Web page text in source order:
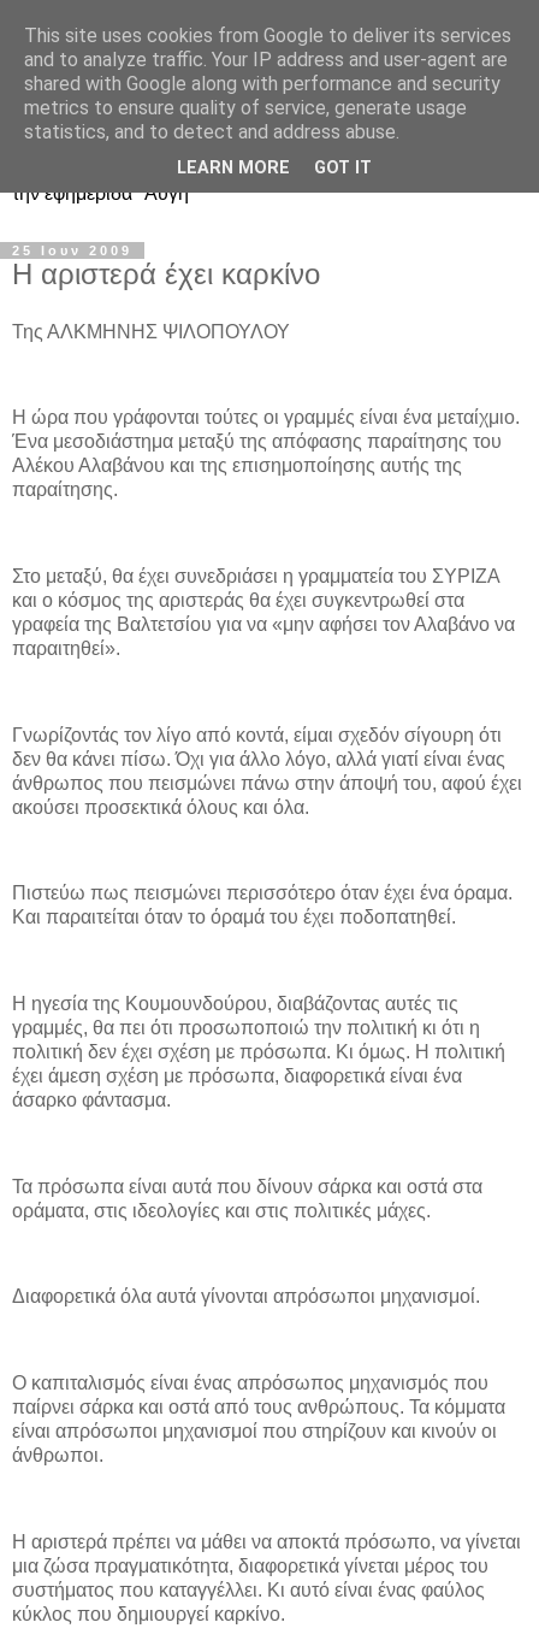
Ιστολόγιο Διαλόγου για
ΣΥΝ και ΣΥΡΙΖΑ
Περί ΣΥΝ, ΣΥΡΙΖΑ και ευρωεκλογικού αποτελέσματος: από
την εφημερίδα "Αυγή"
25 Ιουν 2009
Η αριστερά έχει καρκίνο
Της ΑΛΚΜΗΝΗΣ ΨΙΛΟΠΟΥΛΟΥ
Η ώρα που γράφονται τούτες οι γραμμές είναι ένα μεταίχμιο.
Ένα μεσοδιάστημα μεταξύ της απόφασης παραίτησης του
Αλέκου Αλαβάνου και της επισημοποίησης αυτής της
παραίτησης.
Στο μεταξύ, θα έχει συνεδριάσει η γραμματεία του ΣΥΡΙΖΑ
και ο κόσμος της αριστεράς θα έχει συγκεντρωθεί στα
γραφεία της Βαλτετσίου για να «μην αφήσει τον Αλαβάνο να
παραιτηθεί».
Γνωρίζοντάς τον λίγο από κοντά, είμαι σχεδόν σίγουρη ότι
δεν θα κάνει πίσω. Όχι για άλλο λόγο, αλλά γιατί είναι ένας
άνθρωπος που πεισμώνει πάνω στην άποψή του, αφού έχει
ακούσει προσεκτικά όλους και όλα.
Πιστεύω πως πεισμώνει περισσότερο όταν έχει ένα όραμα.
Και παραιτείται όταν το όραμά του έχει ποδοπατηθεί.
Η ηγεσία της Κουμουνδούρου, διαβάζοντας αυτές τις
γραμμές, θα πει ότι προσωποποιώ την πολιτική κι ότι η
πολιτική δεν έχει σχέση με πρόσωπα. Κι όμως. Η πολιτική
έχει άμεση σχέση με πρόσωπα, διαφορετικά είναι ένα
άσαρκο φάντασμα.
Τα πρόσωπα είναι αυτά που δίνουν σάρκα και οστά στα
οράματα, στις ιδεολογίες και στις πολιτικές μάχες.
Διαφορετικά όλα αυτά γίνονται απρόσωποι μηχανισμοί.
Ο καπιταλισμός είναι ένας απρόσωπος μηχανισμός που
παίρνει σάρκα και οστά από τους ανθρώπους. Τα κόμματα
είναι απρόσωποι μηχανισμοί που στηρίζουν και κινούν οι
άνθρωποι.
Η αριστερά πρέπει να μάθει να αποκτά πρόσωπο, να γίνεται
μια ζώσα πραγματικότητα, διαφορετικά γίνεται μέρος του
συστήματος που καταγγέλλει. Κι αυτό είναι ένας φαύλος
κύκλος που δημιουργεί καρκίνο.
This site uses cookies from Google to deliver its services
and to analyze traffic. Your IP address and user-agent are
shared with Google along with performance and security
metrics to ensure quality of service, generate usage
statistics, and to detect and address abuse.
LEARN MORE GOT IT